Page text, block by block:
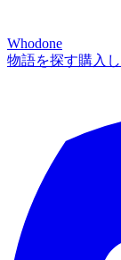
Whodone
物語を探す購入